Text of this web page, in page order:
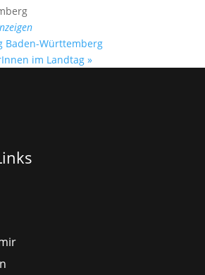
Baden-Württemberg
im Landtag »